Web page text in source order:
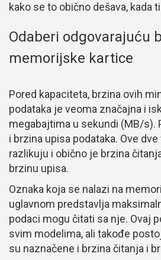
kako se to obično dešava, kada
Odaberi odgovarajuću
memorijske kartice
Pored kapaciteta, brzina ovih
podataka je veoma značajna i
megabajtima u sekundi (MB/s).
i brzina upisa podataka. Ove
razlikuju i obično je brzina
brzinu upisa.
Oznaka koja se nalazi na
uglavnom predstavlja
podaci mogu čitati sa nje. Ovaj
svim modelima, ali takođe
su naznačene i brzina čitanja i